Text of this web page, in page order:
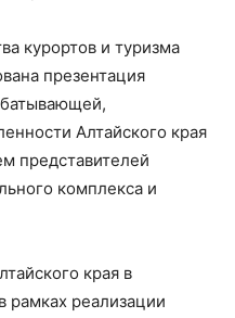
курортов и туризма
презентация
Алтайского края
представителей
комплекса и
края в
рамках реализации